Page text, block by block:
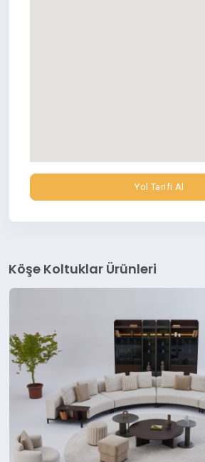
Yol Tarifi Al
Köşe Koltuklar Ürünleri